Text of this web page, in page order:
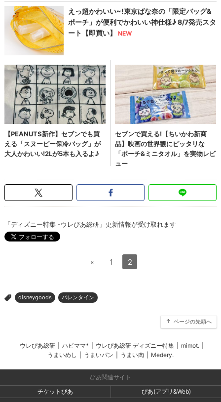
「ディズニー特集 -ウレぴあ総研」更新情報が受け取れます
« 1 2
> disneygoods バレンタイン
ページの先頭へ
ウレぴあ総研 ハピママ* ウレぴあ総研 ディズニー特集 mimot.
うまいめし
うまいパン うまい肉 Medery.
ぴあ関連サイト
チケットぴあ
ぴあ(アプリ&Web)